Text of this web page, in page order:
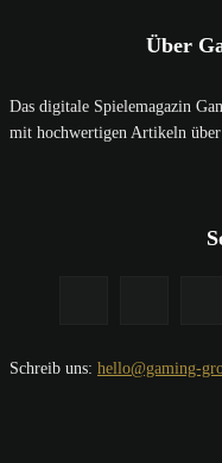
Über
Das digitale Spielemagazin
mit hochwertigen Artikeln
Schreib uns: hello@gaming-